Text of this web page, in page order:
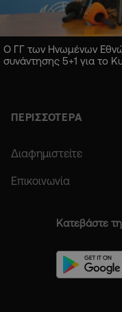
Ο ΓΓ των Ηνωμένων
συνάντησης 5+1 για το
ΠΕΡΙΣΣΟΤΕΡΑ
Διαφημιστείτε
Επικοινωνία
Κατεβάστε